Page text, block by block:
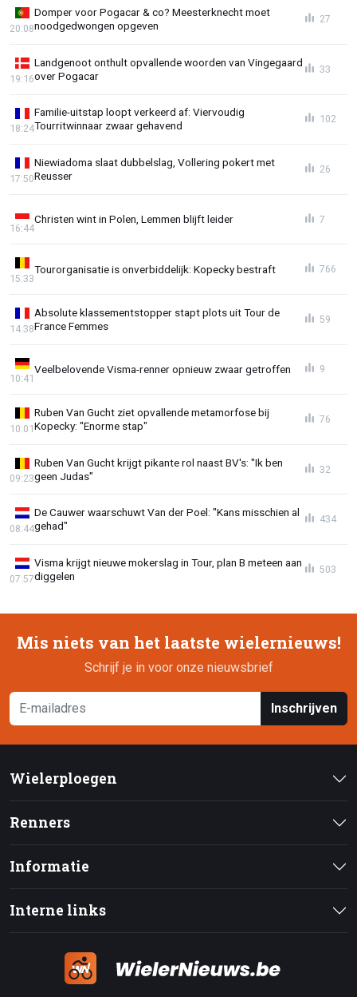
Domper voor Pogacar & co? Meesterknecht moet
noodgedwongen opgeven
20:08
27
Landgenoot onthult opvallende woorden van Vingegaard
over Pogacar
19:16
33
Familie-uitstap loopt verkeerd af: Viervoudig
Tourritwinnaar zwaar gehavend
18:24
102
Niewiadoma slaat dubbelslag, Vollering pokert met
Reusser
17:50
26
Christen wint in Polen, Lemmen blijft leider
16:44
7
Tourorganisatie is onverbiddelijk: Kopecky bestraft
15:33
766
Absolute klassementstopper stapt plots uit Tour de
France Femmes
14:38
59
Veelbelovende Visma-renner opnieuw zwaar getroffen
10:41
9
Ruben Van Gucht ziet opvallende metamorfose bij
Kopecky: "Enorme stap"
10:01
76
Ruben Van Gucht krijgt pikante rol naast BV's: "Ik ben
geen Judas"
09:23
32
De Cauwer waarschuwt Van der Poel: "Kans misschien al
gehad"
08:44
434
Visma krijgt nieuwe mokerslag in Tour, plan B meteen aan
diggelen
07:57
503
Mis niets van het laatste wielernieuws!
Schrijf je in voor onze nieuwsbrief
Inschrijven
Wielerploegen
Renners
Informatie
Interne links